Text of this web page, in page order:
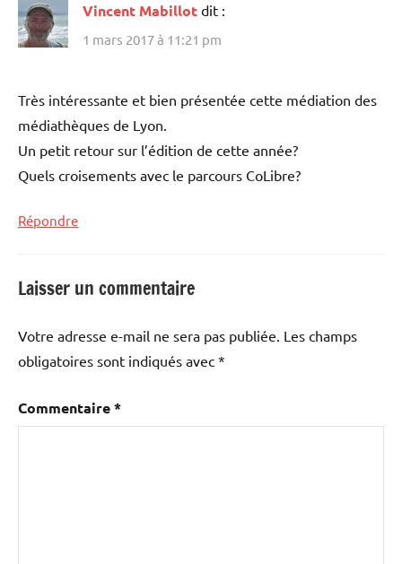
Vincent Mabillot dit :
1 mars 2017 à 11:21 pm
Très intéressante et bien présentée cette médiation des
médiathèques de Lyon.
Un petit retour sur l’édition de cette année?
Quels croisements avec le parcours CoLibre?
Répondre
Laisser un commentaire
Votre adresse e-mail ne sera pas publiée. Les champs
obligatoires sont indiqués avec *
Commentaire*